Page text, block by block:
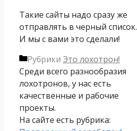
Такие сайты надо сразу же
отправлять в черный список.
И мы с вами это сделали!
Рубрики Это лохотрон!
Среди всего разнообразия
лохотронов, у нас есть
качественные и рабочие
проекты.
На сайте есть рубрика: